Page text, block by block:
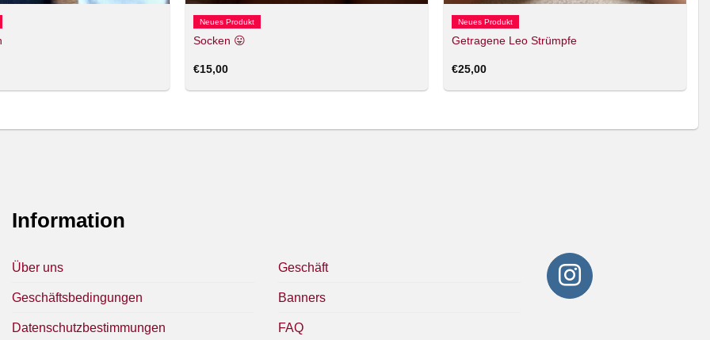
Neues Produkt
Socken 😛
€15,00
Neues Produkt
Getragene Leo Strümpfe
€25,00
Information
Über uns
Geschäftsbedingungen
Datenschutzbestimmungen
Geschäft
Banners
FAQ